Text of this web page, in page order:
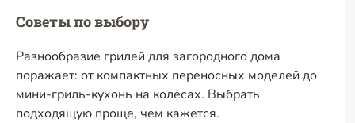
Советы по выбору
Разнообразие грилей для загородного дома
поражает: от компактных переносных моделей до
мини-гриль-кухонь на колёсах. Выбрать
подходящую проще, чем кажется.